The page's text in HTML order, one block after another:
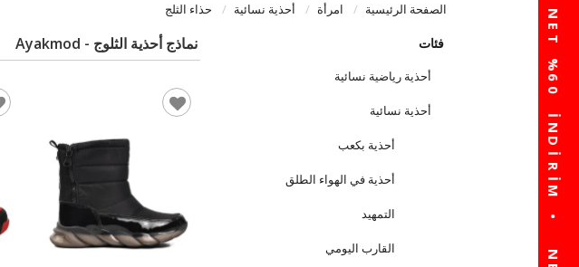
الصفحة الرئيسية امرأة أحذية نسائية حذاء الثلج
فئات
أحذية رياضية نسائية
أحذية نسائية
أحذية بكعب
أحذية في الهواء الطلق
التمهيد
القارب اليومي
نماذج أحذية الثلوج - Ayakmod